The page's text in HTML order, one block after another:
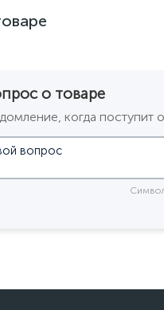
о товаре
когда поступит